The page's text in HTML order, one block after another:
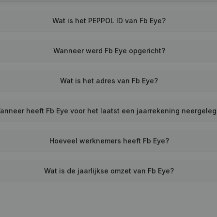
Wat is het PEPPOL ID van Fb Eye?
Wanneer werd Fb Eye opgericht?
Wat is het adres van Fb Eye?
heeft Fb Eye voor het laatst een jaarrekening
Hoeveel werknemers heeft Fb Eye?
Wat is de jaarlijkse omzet van Fb Eye?